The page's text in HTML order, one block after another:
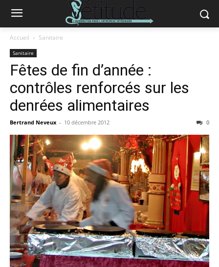
Accueil Sanitaire
Sanitaire
Fêtes de fin d’année :
contrôles renforcés sur les
denrées alimentaires
Bertrand Neveux - 10 décembre 2012 0